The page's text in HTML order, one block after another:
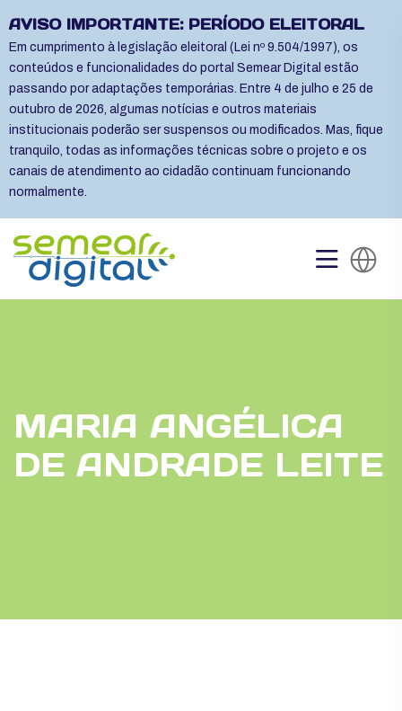
AVISO IMPORTANTE: PERÍODO ELEITORAL
Em cumprimento à legislação eleitoral (Lei nº 9.504/1997), os
conteúdos e funcionalidades do portal Semear Digital estão
passando por adaptações temporárias. Entre 4 de julho e 25 de
outubro de 2026, algumas notícias e outros materiais
institucionais poderão ser suspensos ou modificados. Mas, fique
tranquilo, todas as informações técnicas sobre o projeto e os
canais de atendimento ao cidadão continuam funcionando
normalmente.
MARIA ANGÉLICA
DE ANDRADE LEITE